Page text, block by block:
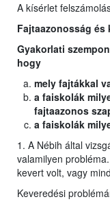
A kísérlet
Fajtaazonosság és
Gyakorlati
hogy
mely fajtákkal
a faiskolák
fajtaazonos
a faiskolák
1. A Nébih által
valamilyen
kevert volt, vagy
Keveredési